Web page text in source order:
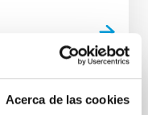
Acerca de las cookies